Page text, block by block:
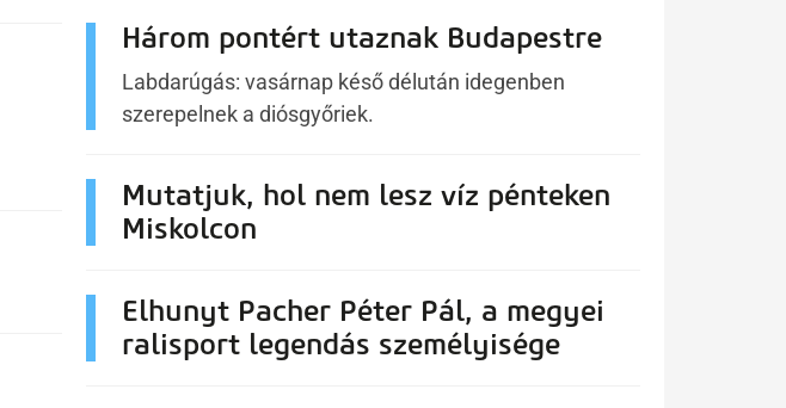
Három pontért utaznak Budapestre
Labdarúgás: vasárnap késő délután idegenben
szerepelnek a diósgyőriek.
Mutatjuk, hol nem lesz víz pénteken
Miskolcon
Elhunyt Pacher Péter Pál, a megyei
ralisport legendás személyisége